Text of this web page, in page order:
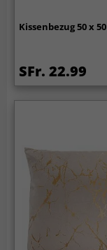
Kissenbezug 50 x
SFr. 22.99